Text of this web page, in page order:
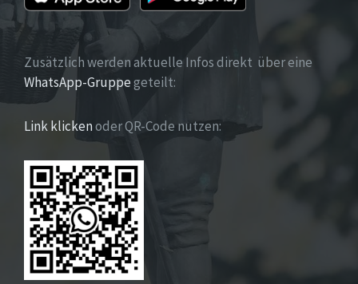
Zusätzlich werden aktuelle Infos direkt über eine
WhatsApp-Gruppegeteilt:
Link klickenoder QR-Code nutzen: